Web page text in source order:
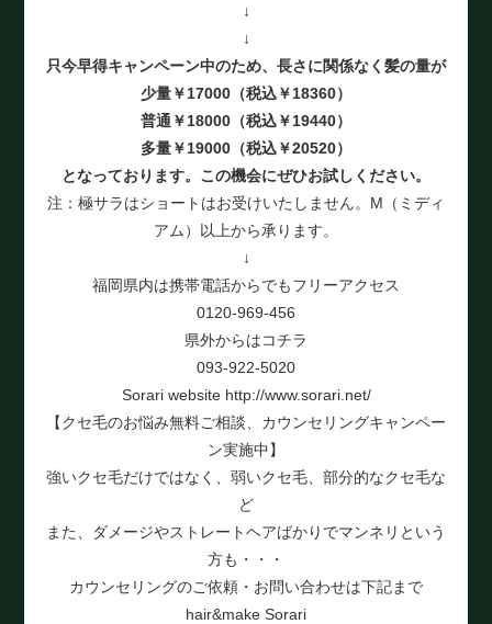
↓
↓
只今早得キャンペーン中のため、長さに関係なく髪の量が
少量￥17000（税込￥18360）
普通￥18000（税込￥19440）
多量￥19000（税込￥20520）
となっております。この機会にぜひお試しください。
注：極サラはショートはお受けいたしません。M（ミディ
アム）以上から承ります。
↓
福岡県内は携帯電話からでもフリーアクセス
0120-969-456
県外からはコチラ
093-922-5020
Sorari website http://www.sorari.net/
【クセ毛のお悩み無料ご相談、カウンセリングキャンペー
ン実施中】
強いクセ毛だけではなく、弱いクセ毛、部分的なクセ毛な
ど
また、ダメージやストレートヘアばかりでマンネリという
方も・・・
カウンセリングのご依頼・お問い合わせは下記まで
hair&make Sorari